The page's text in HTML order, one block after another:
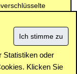
Statistiken oder
Klicken Sie
werden:
023786.html
|
SPAM /